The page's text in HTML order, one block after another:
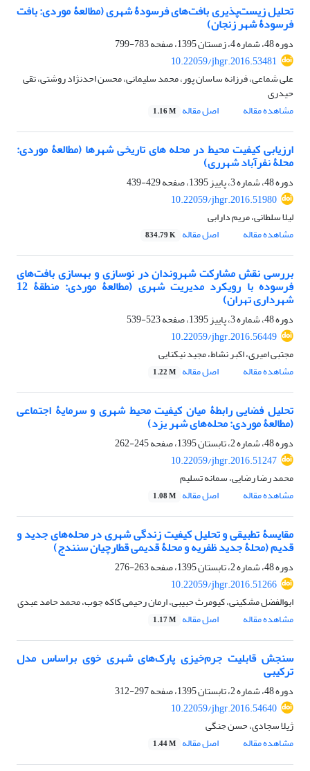
تحلیل زیست‌پذیری بافت‌های فرسودۀ شهری (مطالعۀ موردی: بافت
فرسودۀ شهر زنجان)
دوره 48، شماره 4، زمستان 1395، صفحه
783-799
10.22059/jhgr.2016.53481
علی شماعی، فرزانه ساسان پور، محمد سلیمانی، محسن احدنژاد روشتی، تقی
حیدری
مشاهده مقاله
اصل مقاله 1.16 M
ارزیابی کیفیت محیط در محله های تاریخی شهرها (مطالعۀ موردی:
محلۀ نفرآباد شهرری)
دوره 48، شماره 3، پاییز 1395، صفحه
429-439
10.22059/jhgr.2016.51980
لیلا سلطانی، مریم دارابی
مشاهده مقاله
اصل مقاله 834.79 K
بررسی نقش مشارکت شهروندان در نوسازی و بهسازی بافت‌های
فرسوده با رویکرد مدیریت شهری (مطالعۀ موردی: منطقۀ 12
شهرداری تهران)
دوره 48، شماره 3، پاییز 1395، صفحه
523-539
10.22059/jhgr.2016.56449
مجتبی امیری، اکبر نشاط، مجید نیکنایی
مشاهده مقاله
اصل مقاله 1.22 M
تحلیل فضایی رابطۀ میان کیفیت محیط شهری و سرمایۀ اجتماعی
(مطالعۀ موردی: محله‌های شهر یزد)
دوره 48، شماره 2، تابستان 1395، صفحه
245-262
10.22059/jhgr.2016.51247
محمد رضا رضایی، سمانه تسلیم
مشاهده مقاله
اصل مقاله 1.08 M
مقایسۀ تطبیقی و تحلیل کیفیت زندگی شهری در محله‌های جدید و
قدیم (محلۀ جدید ظفریه و محلۀ قدیمی قطارچیان سنندج)
دوره 48، شماره 2، تابستان 1395، صفحه
263-276
10.22059/jhgr.2016.51266
ابوالفضل مشکینی، کیومرث حبیبی، ارمان رحیمی کاکه جوب، محمد حامد عبدی
مشاهده مقاله
اصل مقاله 1.17 M
سنجش قابلیت جرم‌خیزی پارک‌های شهری خوی براساس مدل
ترکیبی
دوره 48، شماره 2، تابستان 1395، صفحه
297-312
10.22059/jhgr.2016.54640
ژیلا سجادی، حسن جنگی
مشاهده مقاله
اصل مقاله 1.44 M